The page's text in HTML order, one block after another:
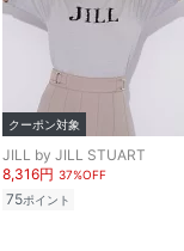
クーポン対象
JILL by JILL STUART
8,316円 37%OFF
75ポイント